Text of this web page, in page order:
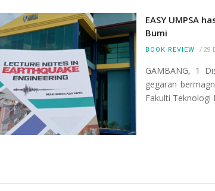
EASY UMPSA
Bumi
BOOK REVIEW / 29
GAMBANG, 1
gegaran
Fakulti Teknologi
Tersergam indah pandangan dari udara bangunan